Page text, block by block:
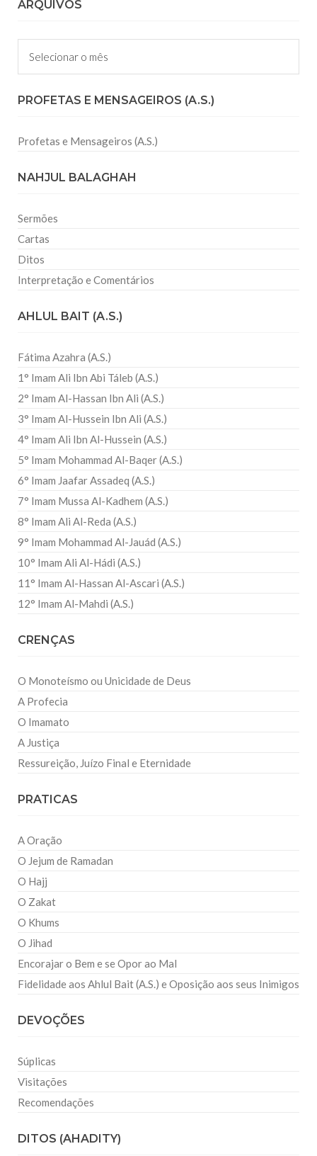
ARQUIVOS
Arquivos
PROFETAS E MENSAGEIROS (A.S.)
Profetas e Mensageiros (A.S.)
NAHJUL BALAGHAH
Sermões
Cartas
Ditos
Interpretação e Comentários
AHLUL BAIT (A.S.)
Fátima Azahra (A.S.)
1° Imam Ali Ibn Abi Táleb (A.S.)
2° Imam Al-Hassan Ibn Ali (A.S.)
3° Imam Al-Hussein Ibn Ali (A.S.)
4° Imam Ali Ibn Al-Hussein (A.S.)
5° Imam Mohammad Al-Baqer (A.S.)
6° Imam Jaafar Assadeq (A.S.)
7° Imam Mussa Al-Kadhem (A.S.)
8° Imam Ali Al-Reda (A.S.)
9° Imam Mohammad Al-Jauád (A.S.)
10° Imam Ali Al-Hádi (A.S.)
11° Imam Al-Hassan Al-Ascari (A.S.)
12° Imam Al-Mahdi (A.S.)
CRENÇAS
O Monoteísmo ou Unicidade de Deus
A Profecia
O Imamato
A Justiça
Ressureição, Juízo Final e Eternidade
PRATICAS
A Oração
O Jejum de Ramadan
O Hajj
O Zakat
O Khums
O Jihad
Encorajar o Bem e se Opor ao Mal
Fidelidade aos Ahlul Bait (A.S.) e Oposição aos seus Inimigos
DEVOÇÕES
Súplicas
Visitações
Recomendações
DITOS (AHADITY)